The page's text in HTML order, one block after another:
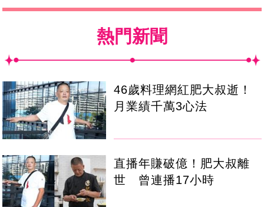
熱門新聞
46歲料理網紅肥大叔逝！
月業績千萬3心法
直播年賺破億！肥大叔離
世 曾連播17小時